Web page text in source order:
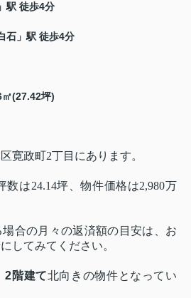
駅 徒歩4分
」駅 徒歩4分
(27.42坪)
寛政町2丁目にあります。
数は24.14坪、物件価格は2,980万
合の月々の返済額の目安は、お
してみてください。
2階建て北向きの物件となってい